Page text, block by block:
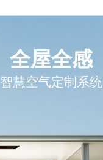
全屋全感
智慧空气定制系统